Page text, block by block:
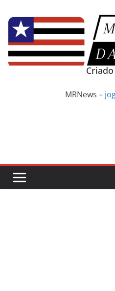
para
conteúdo
MRNews –